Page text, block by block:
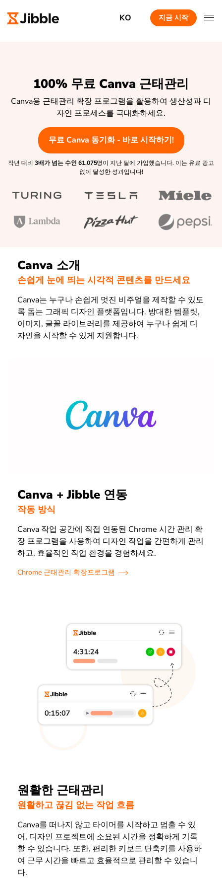
KO 지금 시작
100% 무료 Canva 근태관리
Canva용 근태관리 확장 프로그램을 활용하여 생산성과 디
자인 프로세스를 극대화하세요.
무료 Canva 동기화 - 바로 시작하기!
작년 대비 3배가 넘는 수인 61,075명이 지난 달에 가입했습니다. 이는 유료 광고
없이 달성한 성과입니다!
Canva 소개
손쉽게 눈에 띄는 시각적 콘텐츠를 만드세요
Canva는 누구나 손쉽게 멋진 비주얼을 제작할 수 있도
록 돕는 그래픽 디자인 플랫폼입니다. 방대한 템플릿,
이미지, 글꼴 라이브러리를 제공하여 누구나 쉽게 디
자인을 시작할 수 있게 지원합니다.
Canva + Jibble 연동
작동 방식
Canva 작업 공간에 직접 연동된 Chrome 시간 관리 확
장 프로그램을 사용하여 디자인 작업을 간편하게 관리
하고, 효율적인 작업 환경을 경험하세요.
Chrome 근태관리 확장프로그램
원활한 근태관리
원활하고 끊김 없는 작업 흐름
Canva를 떠나지 않고 타이머를 시작하고 멈출 수 있
어, 디자인 프로젝트에 소요된 시간을 정확하게 기록
할 수 있습니다. 또한, 편리한 키보드 단축키를 사용하
여 근무 시간을 빠르고 효율적으로 관리할 수 있습니
다.